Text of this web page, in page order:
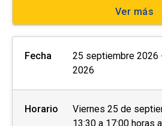
Ver más
Fecha
25 septiembre 2026
2026
Horario
Viernes 25 de
13:30 a 17:00 horas